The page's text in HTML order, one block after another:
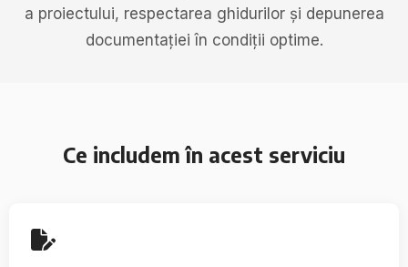
a proiectului, respectarea ghidurilor și depunerea
documentației în condiții optime.
Ce includem în acest serviciu